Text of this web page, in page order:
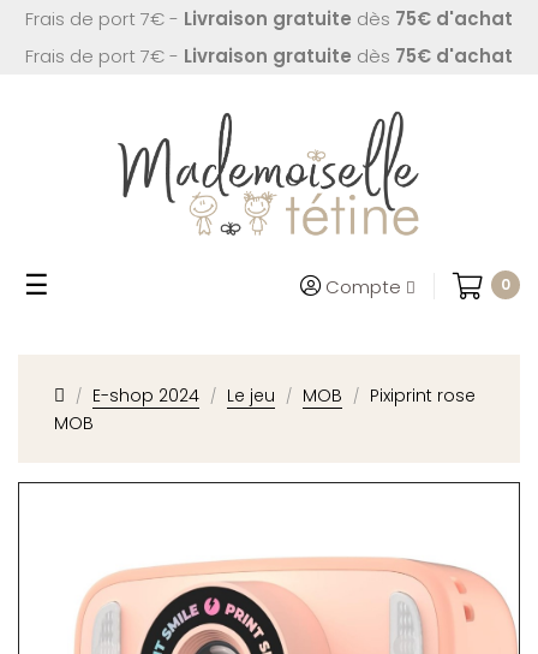
Frais de port 7€ - Livraison gratuite dès 75€ d'achat
Frais de port 7€ - Livraison gratuite dès 75€ d'achat
Basculer
☰ Compte 0
E-shop 2024 Le jeu MOB
Pixiprint rose
MOB